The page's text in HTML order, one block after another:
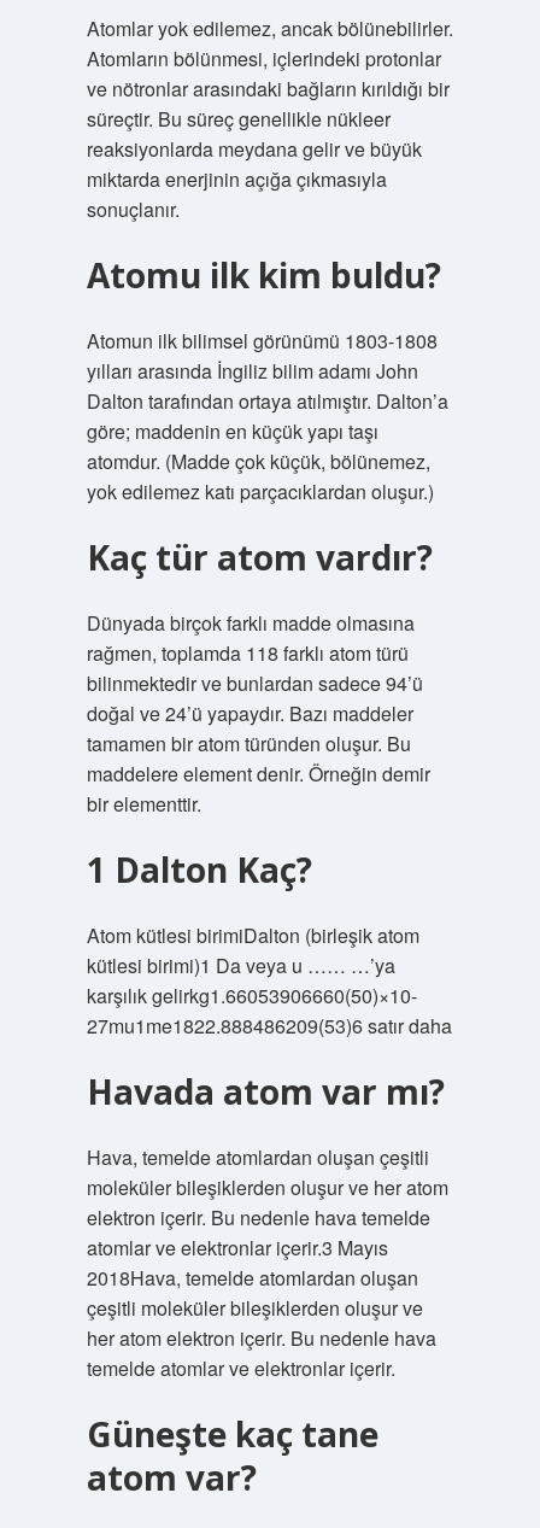
Atomlar yok edilemez, ancak bölünebilirler.
Atomların bölünmesi, içlerindeki protonlar
ve nötronlar arasındaki bağların kırıldığı bir
süreçtir. Bu süreç genellikle nükleer
reaksiyonlarda meydana gelir ve büyük
miktarda enerjinin açığa çıkmasıyla
sonuçlanır.
Atomu ilk kim buldu?
Atomun ilk bilimsel görünümü 1803-1808
yılları arasında İngiliz bilim adamı John
Dalton tarafından ortaya atılmıştır. Dalton’a
göre; maddenin en küçük yapı taşı
atomdur. (Madde çok küçük, bölünemez,
yok edilemez katı parçacıklardan oluşur.)
Kaç tür atom vardır?
Dünyada birçok farklı madde olmasına
rağmen, toplamda 118 farklı atom türü
bilinmektedir ve bunlardan sadece 94’ü
doğal ve 24’ü yapaydır. Bazı maddeler
tamamen bir atom türünden oluşur. Bu
maddelere element denir. Örneğin demir
bir elementtir.
1 Dalton Kaç?
Atom kütlesi birimiDalton (birleşik atom
kütlesi birimi)1 Da veya u …… …’ya
karşılık gelirkg1.66053906660(50)×10-
27mu1me1822.888486209(53)6 satır daha
Havada atom var mı?
Hava, temelde atomlardan oluşan çeşitli
moleküler bileşiklerden oluşur ve her atom
elektron içerir. Bu nedenle hava temelde
atomlar ve elektronlar içerir.3 Mayıs
2018Hava, temelde atomlardan oluşan
çeşitli moleküler bileşiklerden oluşur ve
her atom elektron içerir. Bu nedenle hava
temelde atomlar ve elektronlar içerir.
Güneşte kaç tane
atom var?